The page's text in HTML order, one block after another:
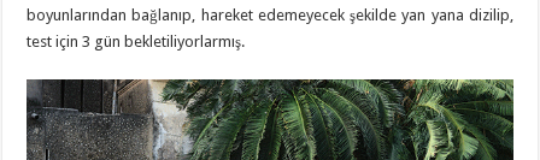
boyunlarından bağlanıp, hareket edemeyecek şekilde yan yana dizilip,
test için 3 gün bekletiliyorlarmış.